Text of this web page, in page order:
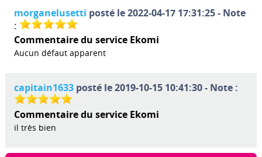
morganelusetti posté le 2022-04-17 17:31:25 - Note
:
Commentaire du service Ekomi
Aucun défaut apparent
capitain1633posté le 2019-10-15 10:41:30 - Note :
Commentaire du service Ekomi
il très bien